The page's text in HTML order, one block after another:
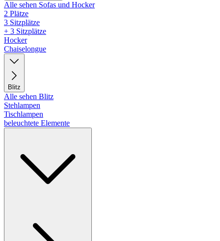
Alle sehen Sofas und Hocker
2 Plätze
3 Sitzplätze
+ 3 Sitzplätze
Hocker
Chaiselongue
Blitz
Alle sehen Blitz
Stehlampen
Tischlampen
beleuchtete Elemente